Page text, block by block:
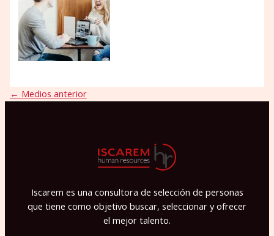
← Medios anterior
Iscarem es una consultora de selección de personas
que tiene como objetivo buscar, seleccionar y ofrecer
el mejor talento.